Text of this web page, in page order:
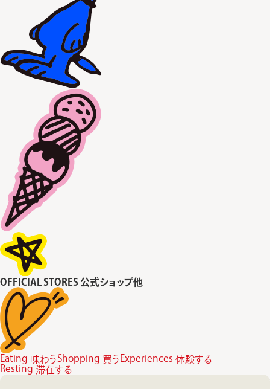
OFFICIAL STORES 公式ショップ他
Eating 味わうShopping 買う Experiences 体験する
Resting 滞在する